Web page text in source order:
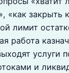
«как закрыть
лимит
работа
услуги
и